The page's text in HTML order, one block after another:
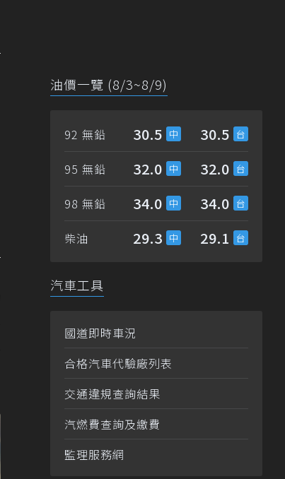
油價一覽 (8/3~8/9)
92 無鉛 30.5 30.5
95 無鉛 32.0 32.0
98 無鉛 34.0 34.0
柴油 29.3 29.1
汽車工具
國道即時車況
合格汽車代驗廠列表
交通違規查詢結果
汽燃費查詢及繳費
監理服務網